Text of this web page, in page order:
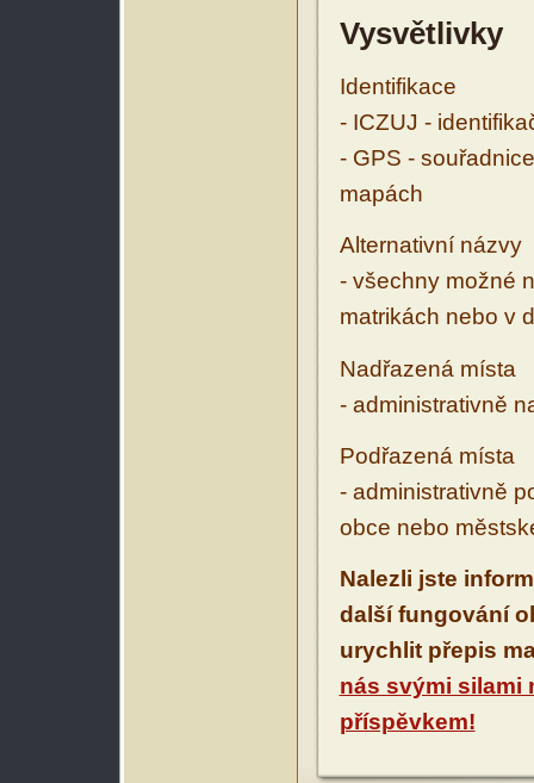
Vysvětlivky
Identifikace
- ICZUJ -
- GPS -
mapách
Alternativní názvy
- všechny možné
matrikách nebo v
Nadřazená místa
- administrativně
Podřazená místa
- administrativně
obce nebo
Nalezli jste
další fungování
urychlit přepis
nás svými silami
příspěvkem!